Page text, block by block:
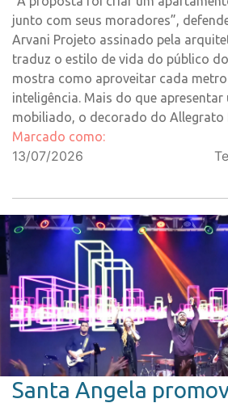
junto com seus moradores”,
Arvani Projeto assinado pela
traduz o estilo de vida do público
mostra como aproveitar cada
inteligência. Mais do que
mobiliado, o decorado do
Marcado como:
13/07/2026
Santa Angela